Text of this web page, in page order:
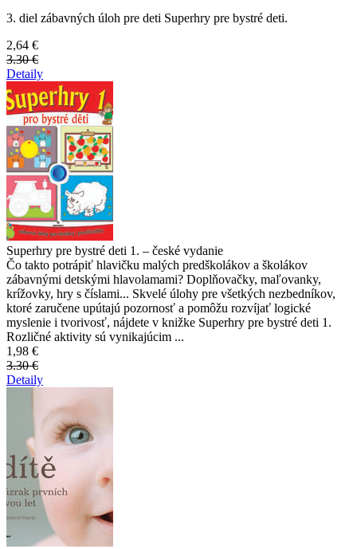
3. diel zábavných úloh pre deti Superhry pre bystré deti.
2,64 €
3.30 €
Detaily
Superhry pre bystré deti 1. – české vydanie
Čo takto potrápiť hlavičku malých predškolákov a školákov
zábavnými detskými hlavolamami? Doplňovačky, maľovanky,
krížovky, hry s číslami... Skvelé úlohy pre všetkých nezbedníkov,
ktoré zaručene upútajú pozornosť a pomôžu rozvíjať logické
myslenie i tvorivosť, nájdete v knižke Superhry pre bystré deti 1.
Rozličné aktivity sú vynikajúcim ...
1,98 €
3.30 €
Detaily